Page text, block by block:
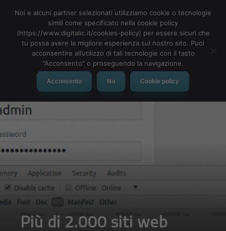
hardware, software e social. È stato direttore
editoriale della rivista scientifica Newton e ha lavorato per 11
anni al Gruppo Sole 24 Ore. È il fondatore e direttore
responsabile di Digitalic
Noi e alcuni partner selezionati utilizziamo cookie o tecnologie
simili come specificato nella cookie policy
(https://www.digitalic.it/cookies-policy) per essere sicuri che
tu possa avere la migliore esperienza sul nostro sito. Puoi
acconsentire all’utilizzo di tali tecnologie con il tasto
"Acconsento" o proseguendo la navigazione.
Acconsento No Cookie policy